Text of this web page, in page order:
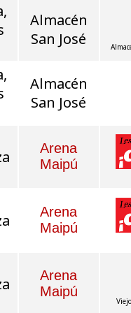
Almacén
San José
Almacén
San José
Arena
Maipú
Arena
Maipú
Arena
Maipú